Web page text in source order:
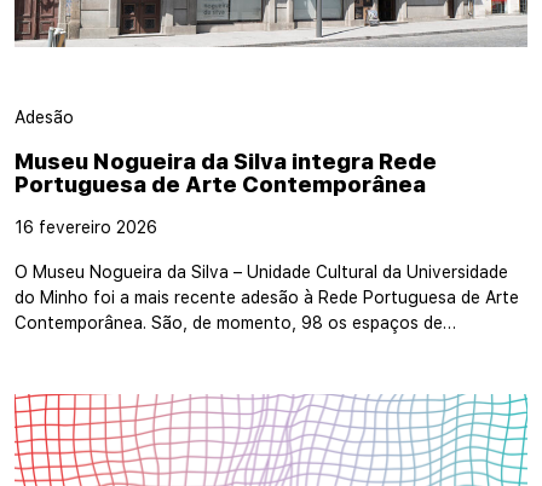
Adesão
Museu Nogueira da Silva integra Rede
Portuguesa de Arte Contemporânea
16 fevereiro 2026
O Museu Nogueira da Silva – Unidade Cultural da Universidade
do Minho foi a mais recente adesão à Rede Portuguesa de Arte
Contemporânea. São, de momento, 98 os espaços de…